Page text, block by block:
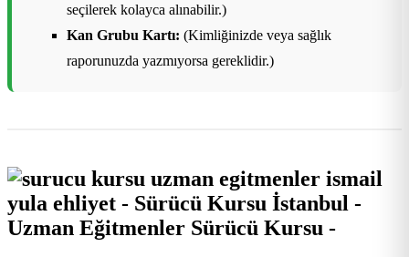
seçilerek kolayca alınabilir.)
Kan Grubu Kartı: (Kimliğinizde veya sağlık
raporunuzda yazmıyorsa gereklidir.)